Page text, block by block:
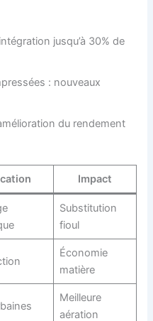
jusqu’à 30% de
: nouveaux
du rendement
Impact
Substitution
fioul
Économie
matière
Meilleure
aération